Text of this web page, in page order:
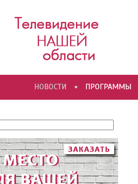
НОВОСТИ • ПРОГРАММЫ